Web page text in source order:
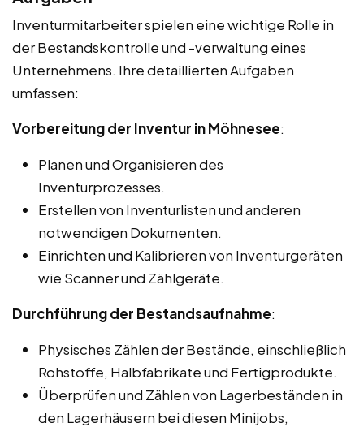
Inventurmitarbeiter spielen eine wichtige Rolle in
der Bestandskontrolle und -verwaltung eines
Unternehmens. Ihre detaillierten Aufgaben
umfassen:
Vorbereitung der Inventur in Möhnesee:
Planen und Organisieren des
Inventurprozesses.
Erstellen von Inventurlisten und anderen
notwendigen Dokumenten.
Einrichten und Kalibrieren von Inventurgeräten
wie Scanner und Zählgeräte.
Durchführung der Bestandsaufnahme:
Physisches Zählen der Bestände, einschließlich
Rohstoffe, Halbfabrikate und Fertigprodukte.
Überprüfen und Zählen von Lagerbeständen in
den Lagerhäusern bei diesen Minijobs,